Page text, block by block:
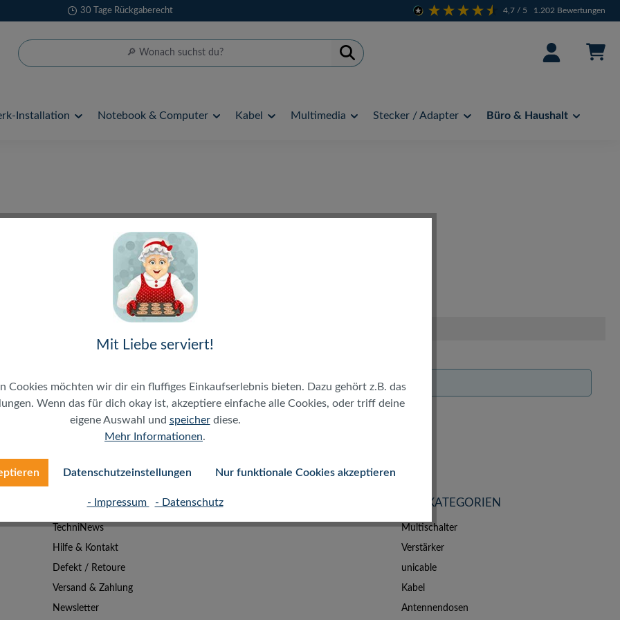
30 Tage Rückgaberecht 4,7 / 5 1.202 Bewertungen
Installation Notebook & Computer Kabel Multimedia Stecker / Adapter Büro & Haushalt
Komponenten
SERVICE
TechniNews
Hilfe & Kontakt
Defekt / Retoure
Versand & Zahlung
Newsletter
TOP KATEGORIEN
Multischalter
Verstärker
unicable
Kabel
Antennendosen
Mit Liebe serviert!
Cookies möchten wir dir ein fluffiges Einkaufserlebnis bieten. Dazu gehört z.B. das
Wenn das für dich okay ist, akzeptiere einfache alle Cookies, oder triff deine
eigene Auswahl und speicherdiese.
Mehr Informationen.
Datenschutzeinstellungen Nur funktionale Cookies akzeptieren
- Impressum - Datenschutz